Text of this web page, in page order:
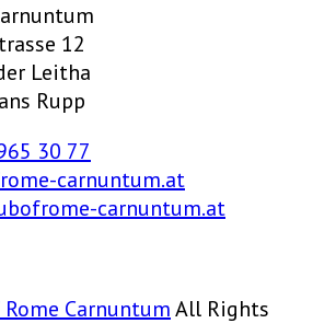
12
Leitha
Rupp
30 77
carnuntum.at
carnuntum.at
CarnuntumAll Rights